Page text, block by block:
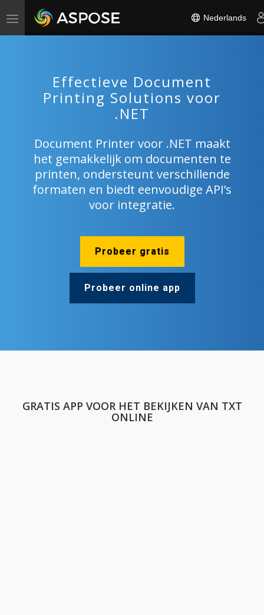
Toggle
Nederlands
Effectieve Document
Printing Solutions voor
.NET
Document Printer voor .NET maakt
het gemakkelijk om documenten te
printen, ondersteunt verschillende
formaten en biedt eenvoudige API’s
voor integratie.
Probeer gratis
Probeer online app
GRATIS APP VOOR HET BEKIJKEN VAN TXT
ONLINE